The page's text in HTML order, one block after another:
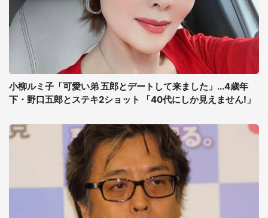
小柳ルミ子「可愛い弟 五郎とデートして来ました」...4歳年
下・野口五郎とステキ2ショット 「40代にしか見えません!」